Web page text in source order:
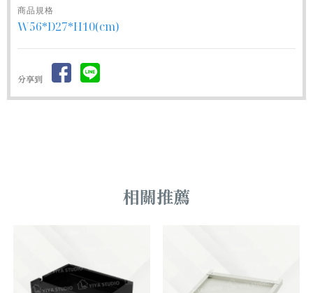
商品規格
W56*D27*H10(cm)
分享到